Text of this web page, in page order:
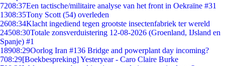
7208:37Een tactische/militaire analyse van het front in Oekraïne #31
1308:35Tony Scott (54) overleden
2608:34Klacht ingediend tegen grootste insectenfabriek ter wereld
24508:30Totale zonsverduistering 12-08-2026 (Groenland, IJsland en
Spanje) #1
18908:29Oorlog Iran #136 Bridge and powerplant day incoming?
708:29[Boekbespreking] Yesteryear - Caro Claire Burke